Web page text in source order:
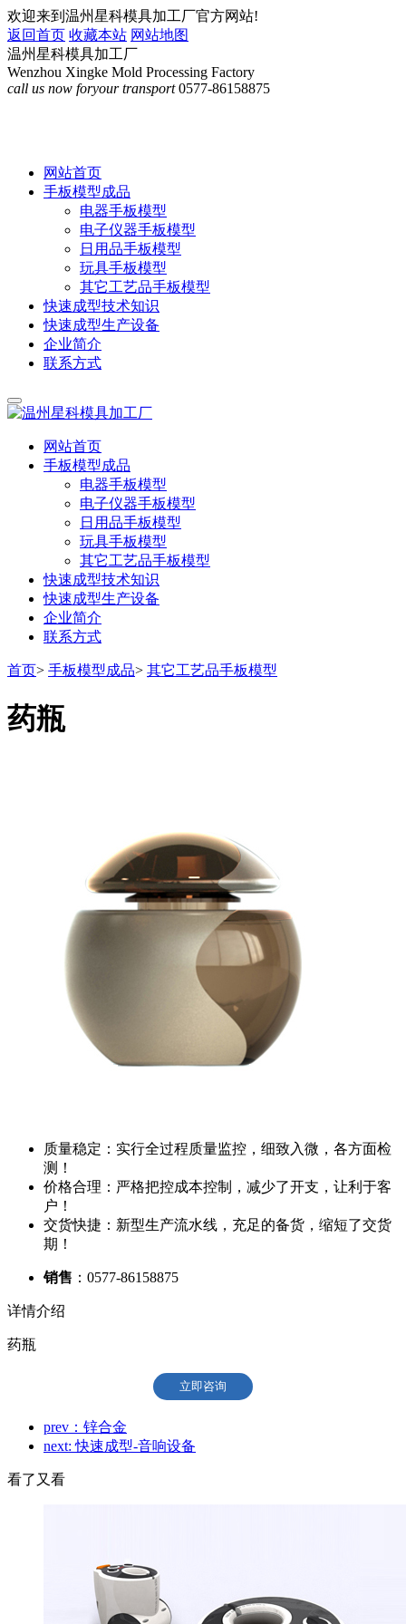
欢迎来到温州星科模具加工厂官方网站!
返回首页 收藏本站 网站地图
温州星科模具加工厂
Wenzhou Xingke Mold Processing Factory
call us now foryour transport 0577-86158875
网站首页
手板模型成品
电器手板模型
电子仪器手板模型
日用品手板模型
玩具手板模型
其它工艺品手板模型
快速成型技术知识
快速成型生产设备
企业简介
联系方式
网站首页
手板模型成品
电器手板模型
电子仪器手板模型
日用品手板模型
玩具手板模型
其它工艺品手板模型
快速成型技术知识
快速成型生产设备
企业简介
联系方式
首页> 手板模型成品> 其它工艺品手板模型
药瓶
质量稳定：实行全过程质量监控，细致入微，各方面检
测！
价格合理：严格把控成本控制，减少了开支，让利于客
户！
交货快捷：新型生产流水线，充足的备货，缩短了交货
期！
销售 ：0577-86158875
详情介绍
药瓶
立即咨询
prev：锌合金
next: 快速成型-音响设备
看了又看